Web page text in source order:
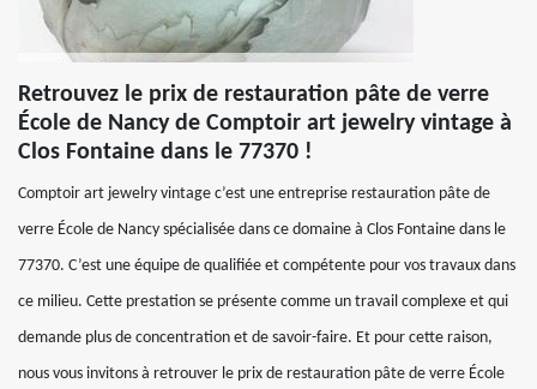
Retrouvez le prix de restauration pâte de verre
École de Nancy de Comptoir art jewelry vintage à
Clos Fontaine dans le 77370 !
Comptoir art jewelry vintage c’est une entreprise restauration pâte de
verre École de Nancy spécialisée dans ce domaine à Clos Fontaine dans le
77370. C’est une équipe de qualifiée et compétente pour vos travaux dans
ce milieu. Cette prestation se présente comme un travail complexe et qui
demande plus de concentration et de savoir-faire. Et pour cette raison,
nous vous invitons à retrouver le prix de restauration pâte de verre École